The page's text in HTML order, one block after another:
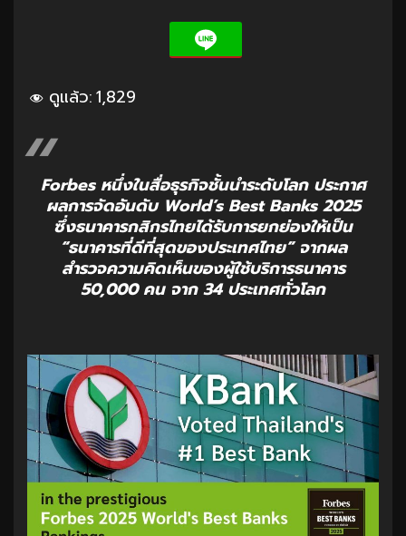
ดูแล้ว:1,829
Forbes หนึ่งในสื่อธุรกิจชั้นนำระดับโลก ประกาศ
ผลการจัดอันดับ World’s Best Banks 2025
ซึ่งธนาคารกสิกรไทยได้รับการยกย่องให้เป็น
“ธนาคารที่ดีที่สุดของประเทศไทย” จากผล
สำรวจความคิดเห็นของผู้ใช้บริการธนาคาร
50,000 คน จาก 34 ประเทศทั่วโลก